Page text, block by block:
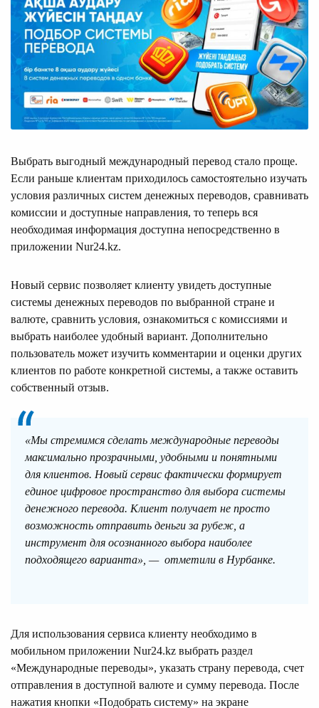
Выбрать выгодный международный перевод стало проще.
Если раньше клиентам приходилось самостоятельно изучать
условия различных систем денежных переводов, сравнивать
комиссии и доступные направления, то теперь вся
необходимая информация доступна непосредственно в
приложении Nur24.kz.
Новый сервис позволяет клиенту увидеть доступные
системы денежных переводов по выбранной стране и
валюте, сравнить условия, ознакомиться с комиссиями и
выбрать наиболее удобный вариант. Дополнительно
пользователь может изучить комментарии и оценки других
клиентов по работе конкретной системы, а также оставить
собственный отзыв.
«Мы стремимся сделать международные переводы
максимально прозрачными, удобными и понятными
для клиентов. Новый сервис фактически формирует
единое цифровое пространство для выбора системы
денежного перевода. Клиент получает не просто
возможность отправить деньги за рубеж, а
инструмент для осознанного выбора наиболее
подходящего варианта», — отметили в Нурбанке.
Для использования сервиса клиенту необходимо в
мобильном приложении Nur24.kz выбрать раздел
«Международные переводы», указать страну перевода, счет
отправления в доступной валюте и сумму перевода. После
нажатия кнопки «Подобрать систему» на экране